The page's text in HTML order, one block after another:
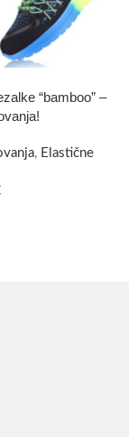
“bamboo” –
, Elastične